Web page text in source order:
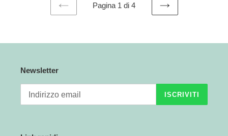
PAGINA
Pagina 1 di 4
PAGINA
Newsletter
ISCRIVITI